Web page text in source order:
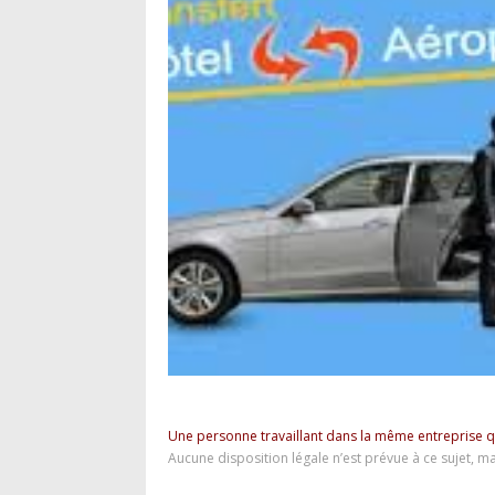
Une personne travaillant dans la même entreprise
Aucune disposition légale n’est prévue à ce sujet,